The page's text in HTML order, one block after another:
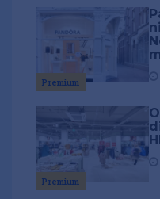
Premium
Premium